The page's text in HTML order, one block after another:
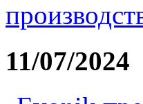
11/07/2024